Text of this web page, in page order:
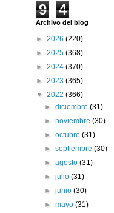
9
4
Archivo del blog
► 2026 (220)
► 2025 (368)
► 2024 (370)
► 2023 (365)
▼ 2022 (366)
►diciembre(31)
►noviembre(30)
►octubre(31)
►septiembre(30)
►agosto(31)
►julio(31)
►junio(30)
►mayo(31)